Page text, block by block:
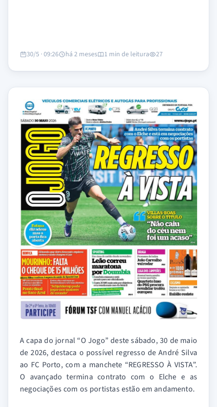
30/5 · 09:26 há 2 meses 1 min de leitura 27
A capa do jornal “O Jogo” deste sábado, 30 de maio
de 2026, destaca o possível regresso de André Silva
ao FC Porto, com a manchete “REGRESSO À VISTA”.
O avançado termina contrato com o Elche e as
negociações com os portistas estão em andamento.